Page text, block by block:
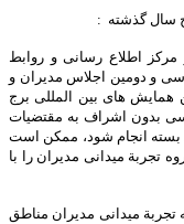
مرکز اطلاع رسانی و روابط
و دومین اجلاس مدیران و
های بین المللی برج
بدون اشراف به مقتضیات
انجام شود، ممکن است
تجربة میدانی مدیران را با
میدانی مدیران مناطق